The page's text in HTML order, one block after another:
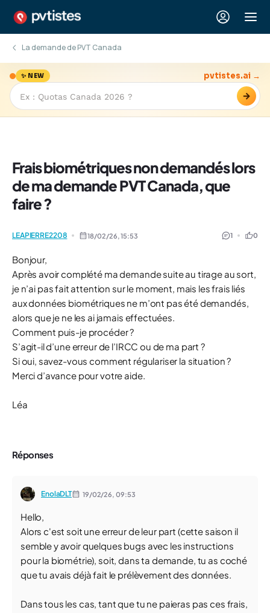
La demande de PVT Canada
✨ NEW
→
pvtistes.ai →
Frais biométriques non demandés lors
de ma demande PVT Canada, que
faire ?
LEAPIERRE2208 18/02/26,15:53 1 0
Bonjour,
Après avoir complété ma demande suite au tirage au sort,
je n’ai pas fait attention sur le moment, mais les frais liés
aux données biométriques ne m’ont pas été demandés,
alors que je ne les ai jamais effectuées.
Comment puis-je procéder ?
S’agit-il d’une erreur de l’IRCC ou de ma part ?
Si oui, savez-vous comment régulariser la situation ?
Merci d’avance pour votre aide.
Léa
Réponses
EnolaDLT 19/02/26, 09:53
Hello,
Alors c'est soit une erreur de leur part (cette saison il
semble y avoir quelques bugs avec les instructions
pour la biométrie), soit, dans ta demande, tu as coché
que tu avais déjà fait le prélèvement des données.
Dans tous les cas, tant que tu ne paieras pas ces frais,